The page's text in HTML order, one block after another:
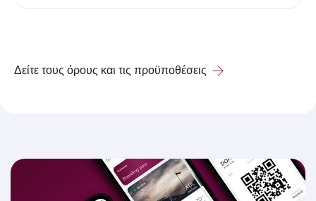
Δείτε τους όρους και τις προϋποθέσεις